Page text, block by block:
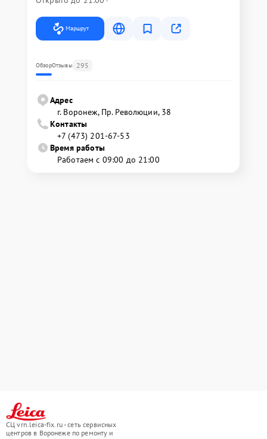
Маршрут
ОбзорОтзывы 295
Адрес
г. Воронеж, Пр. Революции, 38
Контакты
+7 (473) 201-67-53
Время работы
Работаем с 09:00 до 21:00
СЦ vrn.leica-fix.ru - сеть сервисных
центров в Воронеже по ремонту и